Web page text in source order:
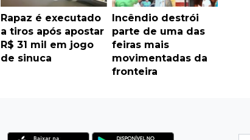
Rapaz é executado
a tiros após apostar
R$ 31 mil em jogo
de sinuca
Incêndio destrói
parte de uma das
feiras mais
movimentadas da
fronteira